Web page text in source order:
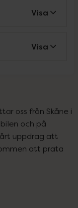
Visa
Visa
oss från Skåne i
och på
uppdrag att
att prata